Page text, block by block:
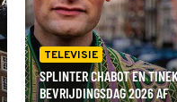
TELEVISIE
SPLINTER CHABOT EN
BEVRIJDINGSDAG 2026 AF